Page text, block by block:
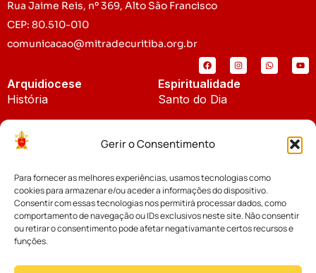
Gerir o Consentimento
Para fornecer as melhores experiências, usamos tecnologias como
cookies para armazenar e/ou aceder a informações do dispositivo.
Consentir com essas tecnologias nos permitirá processar dados, como
comportamento de navegação ou IDs exclusivos neste site. Não consentir
ou retirar o consentimento pode afetar negativamante certos recursos e
funções.
Rua Jaime Reis, nº 369, Alto São Francisco
CEP: 80.510-010
comunicacao@mitradecuritiba.org.br
Arquidiocese
História
Padroeira
Espiritualidade
Santo do Dia
Notícias
Notícias da Arquidiocese
Notícias Cáritas
Cúria Diocesana
Fundo Diocesano